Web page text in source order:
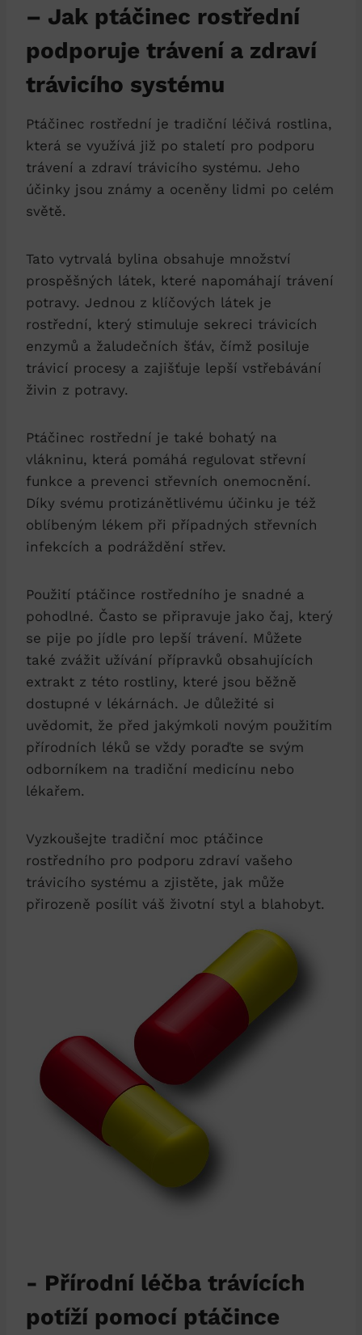
– Jak ptáčinec⁢ rostřední
⁤podporuje trávení a zdraví
trávicího systému
Ptáčinec rostřední je tradiční léčivá ‍rostlina,
která se ⁣využívá​ již po​ staletí pro podporu
trávení a zdraví trávicího systému.‌ Jeho
účinky jsou známy a‌ oceněny lidmi po celém
světě.
Tato vytrvalá bylina obsahuje množství ​
prospěšných ⁣látek, které napomáhají trávení
potravy. Jednou⁢ z klíčových látek je
rostřední, který stimuluje sekreci trávicích
enzymů a žaludečních šťáv, čímž posiluje
trávicí procesy a zajišťuje lepší vstřebávání
živin‌ z potravy.
Ptáčinec rostřední je také bohatý⁢ na‍
vlákninu, která pomáhá​ regulovat střevní
funkce a prevenci střevních‍ onemocnění.
Díky svému protizánětlivému účinku je též
oblíbeným lékem při ‍případných střevních
infekcích ​a podráždění střev.
Použití ptáčince ⁣rostředního​ je ⁢snadné⁣ a
⁤pohodlné. Často ​se připravuje jako čaj, který
se pije po ‍jídle⁢ pro lepší trávení. Můžete
také zvážit ‍užívání ‌přípravků obsahujících⁣
extrakt z této rostliny, které ⁣jsou běžně
dostupné v lékárnách. Je‌ důležité si
uvědomit,⁤ že před jakýmkoli novým použitím‌
přírodních léků se vždy poraďte se svým
odborníkem na tradiční medicínu nebo‌
lékařem.
Vyzkoušejte ‌tradiční moc ptáčince
rostředního pro podporu zdraví ‌vašeho
trávicího systému a⁣ zjistěte, jak může
přirozeně posílit ⁤váš životní styl a blahobyt.
-​ Přírodní léčba trávících
potíží pomocí ptáčince‍